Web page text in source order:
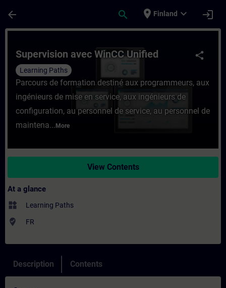
arrow_back search place Finland expand_more login
share
Supervision avec WinCC Unified
Learning Paths
Parcours de formation destiné aux programmeurs, aux
ingénieurs de mise en service, aux ingénieurs de
configuration, au personnel de service, au personnel de
maintena... More
View Contents
At a glance
widgets Learning Paths
where_to_vote FR
Description Contents